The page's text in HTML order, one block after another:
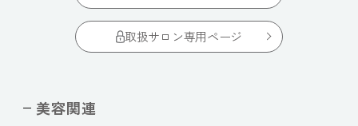
取扱サロン専用ページ
美容関連